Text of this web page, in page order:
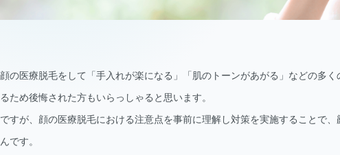
顔の医療脱毛をして「手入れが楽になる」「肌のトーンがあがる」などの多
るため後悔された方もいらっしゃると思います。
ですが、顔の医療脱毛における注意点を事前に理解し対策を実施することで
んです。